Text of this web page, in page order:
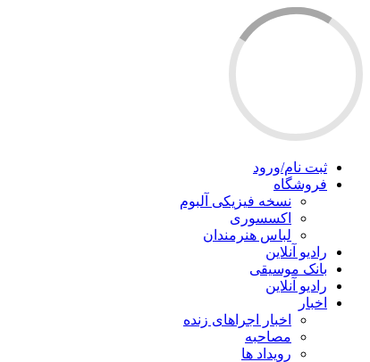
ثبت نام/ورود
فروشگاه
نسخه فیزیکی آلبوم
اکسسوری
لباس هنرمندان
رادیو آنلاین
بانک موسیقی
رادیو آنلاین
اخبار
اخبار اجراهای زنده
مصاحبه
رویداد ها